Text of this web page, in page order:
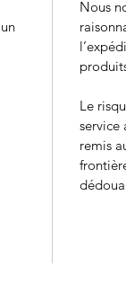
Nous
Le
service
remis